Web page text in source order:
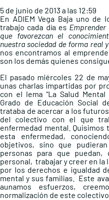
5 de junio de 2013 a las 12:59
En ADIEM Vega Baja uno
trabajo cada día es Emprender
que favorezcan el
nuestra sociedad de forma real
nos encontramos al
son los demás quienes
El pasado miércoles 22 de
unas charlas impartidas por
con el lema “La Salud
Grado de Educación Social
trataba de acercar a los
del colectivo con el que
enfermedad mental.
esta enfermedad,
objetivos, sino que
personas para que
personal, trabajar y creer en la
por los derechos e igualdad
mental y sus familias. Este
aunamos esfuerzos,
normalización de este